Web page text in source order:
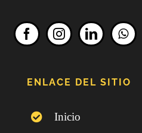
ENLACE DEL SITIO
Inicio